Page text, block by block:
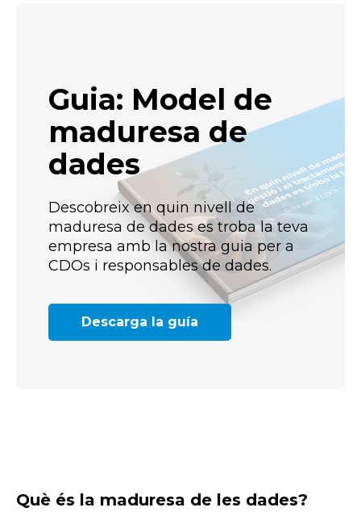
Guia: Model de
maduresa de
dades
Descobreix en quin nivell de
maduresa de dades es troba la teva
empresa amb la nostra guia per a
CDOs i responsables de dades.
Descarga la guía
Què és la maduresa de les dades?